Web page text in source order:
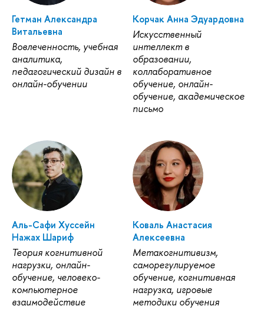
Гетман Александра
Витальевна
Вовлеченность, учебная
аналитика,
педагогический дизайн в
онлайн-обучении
Корчак Анна Эдуардовна
Искусственный
интеллект в
образовании,
коллаборативное
обучение, онлайн-
обучение, академическое
письмо
Аль-Сафи Хуссейн
Нажах Шариф
Теория когнитивной
нагрузки, онлайн-
обучение, человеко-
компьютерное
взаимодействие
Коваль Анастасия
Алексеевна
Метакогнитивизм,
саморегулируемое
обучение, когнитивная
нагрузка, игровые
методики обучения